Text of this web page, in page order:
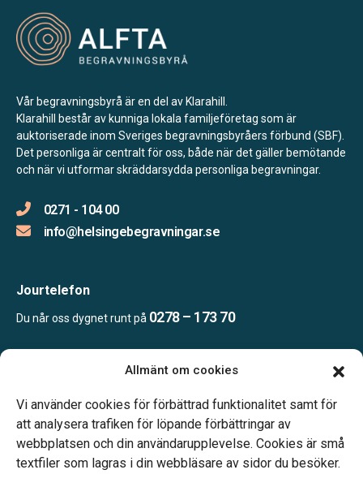
Allmänt om cookies
Vi använder cookies för förbättrad funktionalitet samt för
att analysera trafiken för löpande förbättringar av
webbplatsen och din användarupplevelse. Cookies är små
textfiler som lagras i din webbläsare av sidor du besöker.
Vår begravningsbyrå är en del av Klarahill.
Klarahill består av kunniga lokala familjeföretag som är
auktoriserade inom Sveriges begravningsbyråers förbund (SBF).
Det personliga är centralt för oss, både när det gäller bemötande
och när vi utformar skräddarsydda personliga begravningar.
0271 - 104 00
info@helsingebegravningar.se
Jourtelefon
Du når oss dygnet runt på 0278 – 173 70
Kontoret bemannas enligt telefonöverenskommelse